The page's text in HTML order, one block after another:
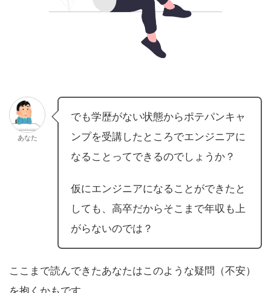
あなた
でも学歴がない状態からポテパンキャ
ンプを受講したところでエンジニアに
なることってできるのでしょうか？
仮にエンジニアになることができたと
しても、高卒だからそこまで年収も上
がらないのでは？
ここまで読んできたあなたはこのような疑問（不安）